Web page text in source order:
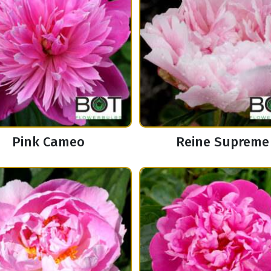
Pink Cameo Reine Supreme